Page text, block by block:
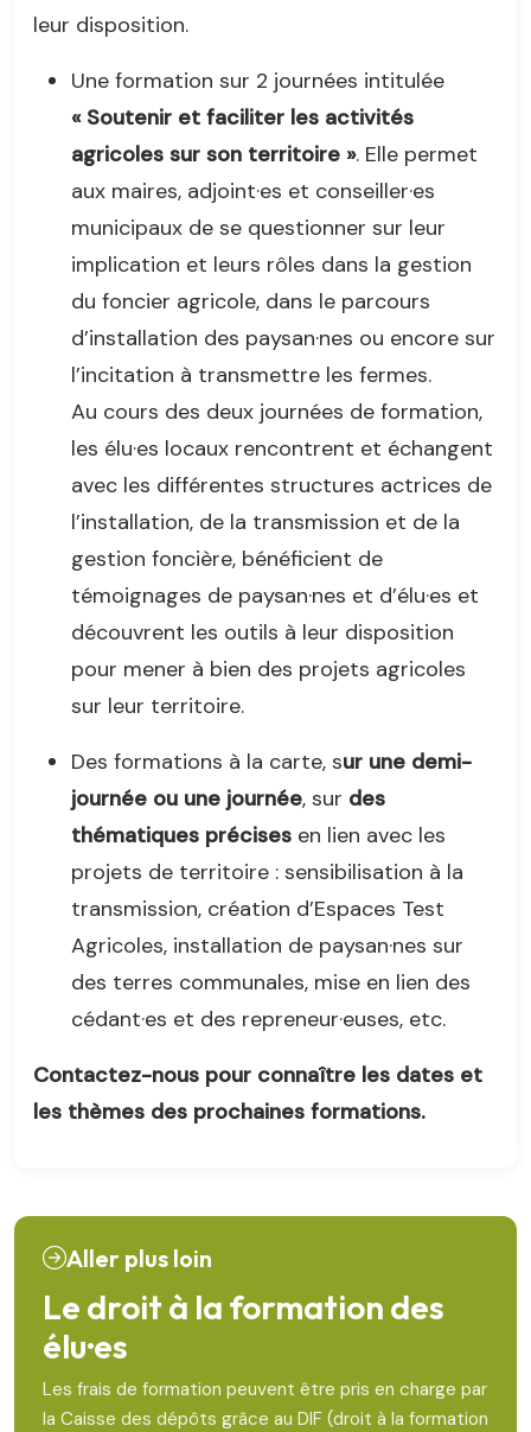
leur disposition.
Une formation sur 2 journées intitulée
« Soutenir et faciliter les activités
agricoles sur son territoire ». Elle permet
aux maires, adjoint·es et conseiller·es
municipaux de se questionner sur leur
implication et leurs rôles dans la gestion
du foncier agricole, dans le parcours
d’installation des paysan·nes ou encore sur
l’incitation à transmettre les fermes.
Au cours des deux journées de formation,
les élu·es locaux rencontrent et échangent
avec les différentes structures actrices de
l’installation, de la transmission et de la
gestion foncière, bénéficient de
témoignages de paysan·nes et d’élu·es et
découvrent les outils à leur disposition
pour mener à bien des projets agricoles
sur leur territoire.
Des formations à la carte, sur une demi-
journée ou une journée, sur des
thématiques précises en lien avec les
projets de territoire : sensibilisation à la
transmission, création d’Espaces Test
Agricoles, installation de paysan·nes sur
des terres communales, mise en lien des
cédant·es et des repreneur·euses, etc.
Contactez-nous pour connaître les dates et
les thèmes des prochaines formations.
Aller plus loin
Le droit à la formation des
élu·es
Les frais de formation peuvent être pris en charge par
la Caisse des dépôts grâce au DIF (droit à la formation